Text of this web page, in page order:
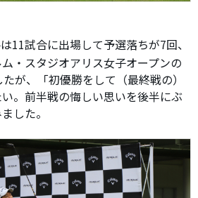
11試合に出場して予選落ちが7回、
・スタジオアリス女子オープンの
が、「初優勝をして（最終戦の）
。前半戦の悔しい思いを後半にぶ
した。